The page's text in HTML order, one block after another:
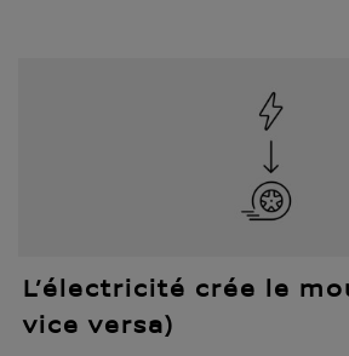
L’électricité crée le
vice versa)